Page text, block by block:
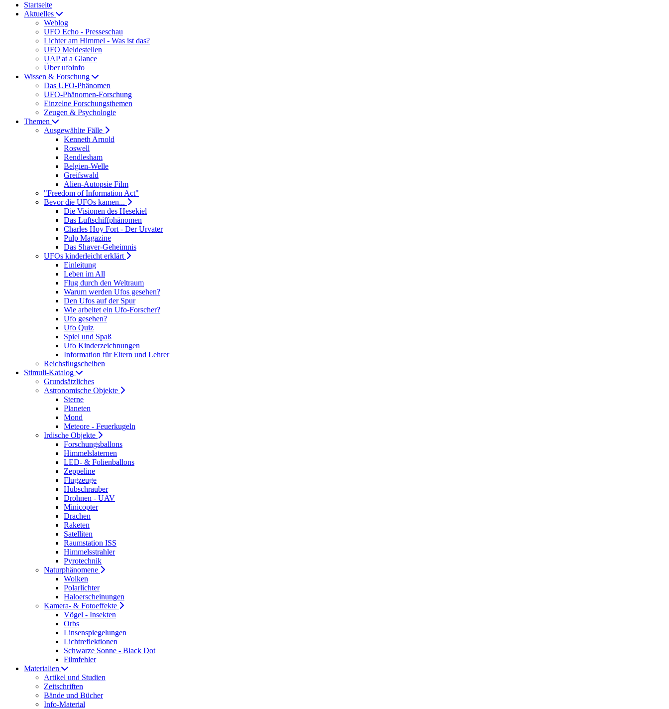
Startseite
Aktuelles
Weblog
UFO Echo - Presseschau
Lichter am Himmel - Was ist das?
UFO Meldestellen
UAP at a Glance
Über ufoinfo
Wissen & Forschung
Das UFO-Phänomen
UFO-Phänomen-Forschung
Einzelne Forschungsthemen
Zeugen & Psychologie
Themen
Ausgewählte Fälle
Kenneth Arnold
Roswell
Rendlesham
Belgien-Welle
Greifswald
Alien-Autopsie Film
"Freedom of Information Act"
Bevor die UFOs kamen...
Die Visionen des Hesekiel
Das Luftschiffphänomen
Charles Hoy Fort - Der Urvater
Pulp Magazine
Das Shaver-Geheimnis
UFOs kinderleicht erklärt
Einleitung
Leben im All
Flug durch den Weltraum
Warum werden Ufos gesehen?
Den Ufos auf der Spur
Wie arbeitet ein Ufo-Forscher?
Ufo gesehen?
Ufo Quiz
Spiel und Spaß
Ufo Kinderzeichnungen
Information für Eltern und Lehrer
Reichsflugscheiben
Stimuli-Katalog
Grundsätzliches
Astronomische Objekte
Sterne
Planeten
Mond
Meteore - Feuerkugeln
Irdische Objekte
Forschungsballons
Himmelslaternen
LED- & Folienballons
Zeppeline
Flugzeuge
Hubschrauber
Drohnen - UAV
Minicopter
Drachen
Raketen
Satelliten
Raumstation ISS
Himmelsstrahler
Pyrotechnik
Naturphänomene
Wolken
Polarlichter
Haloerscheinungen
Kamera- & Fotoeffekte
Vögel - Insekten
Orbs
Linsenspiegelungen
Lichtreflektionen
Schwarze Sonne - Black Dot
Filmfehler
Materialien
Artikel und Studien
Zeitschriften
Bände und Bücher
Info-Material